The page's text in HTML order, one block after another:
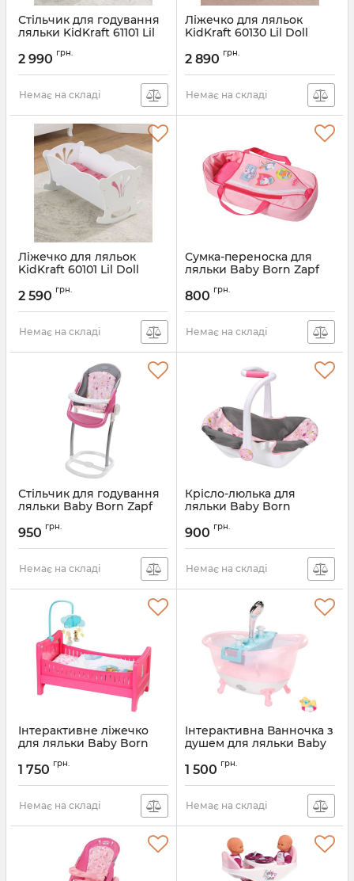
Стільчик для годування
ляльки KidKraft 61101 Lil
2 990 грн.
Немає на складі
Ліжечко для ляльок
KidKraft 60130 Lil Doll
2 890 грн.
Немає на складі
Ліжечко для ляльок
KidKraft 60101 Lil Doll
2 590 грн.
Немає на складі
Сумка-переноска для
ляльки Baby Born Zapf
Артикул:
800 грн.
Немає на складі
Стільчик для годування
ляльки Baby Born Zapf
Артикул:
950 грн.
Немає на складі
Крісло-люлька для
ляльки Baby Born
Zapf Creation 822265
Артикул:822265
900 грн.
Немає на складі
Інтерактивне ліжечко
для ляльки Baby Born
Creation 822289
Артикул:822289
1 750 грн.
Немає на складі
Інтерактивна Ванночка з
душем для ляльки Baby
822258
Артикул:822258
1 500 грн.
Немає на складі